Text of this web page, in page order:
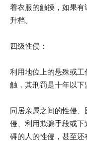
着衣服的触摸，如果
升档。
四级性侵：
利用地位上的悬殊或
触，其刑罚是十年以下
同居亲属之间的性侵
侵、利用欺骗手段或
碍的人的性侵，甚至还